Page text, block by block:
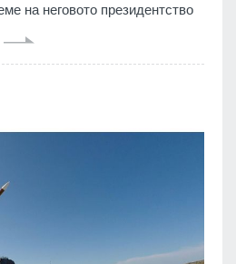
на неговото президентство